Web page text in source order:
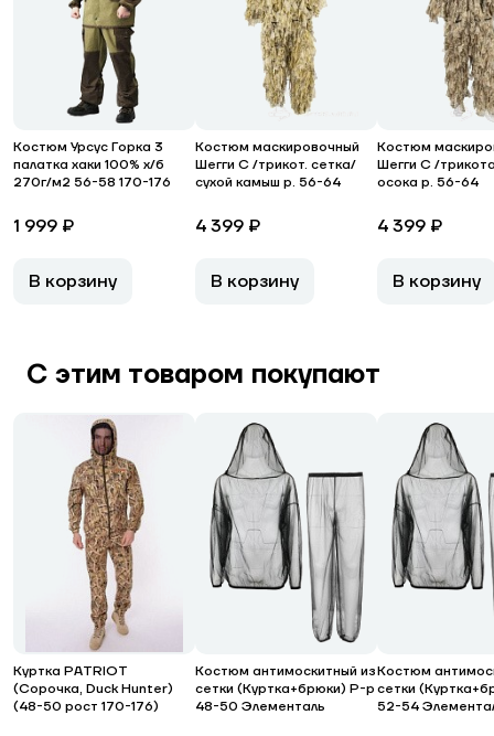
Костюм Урсус Горка 3
палатка хаки 100% х/б
270г/м2 56-58 170-176
1 999 ₽
В корзину
Костюм маскировочный
Шегги С /трикот. сетка/
сухой камыш р. 56-64
4 399 ₽
В корзину
Костюм
Шегги С /
осока р. 56-64
4 399 ₽
В корзину
С этим товаром покупают
Куртка PATRIOT
(Сорочка, Duck Hunter)
(48-50 рост 170-176)
Костюм антимоскитный из
сетки (Куртка+брюки) Р-р
48-50 Элементаль
Костюм
сетки
52-54